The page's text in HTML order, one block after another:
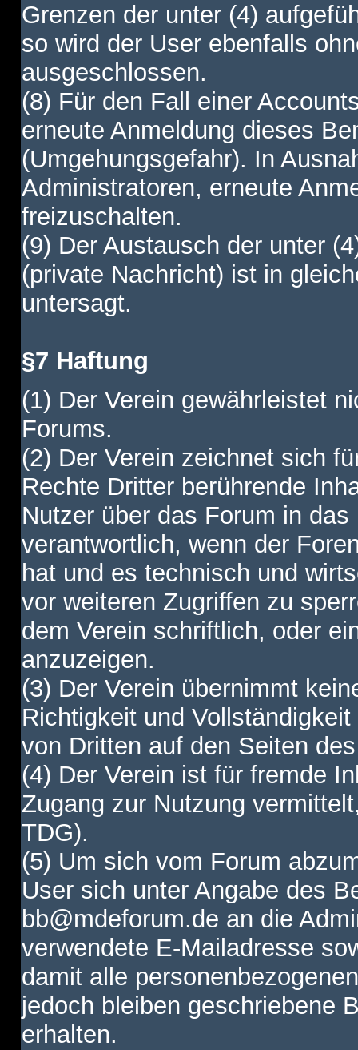
Grenzen der unter (4)
so wird der User ebenfalls
ausgeschlossen.
(8) Für den Fall einer
erneute Anmeldung dieses
(Umgehungsgefahr). In
Administratoren, erneute
freizuschalten.
(9) Der Austausch der unter
(private Nachricht) ist in
untersagt.
§7 Haftung
(1) Der Verein gewährleistet
Forums.
(2) Der Verein zeichnet sich
Rechte Dritter berührende
Nutzer über das Forum in
verantwortlich, wenn der
hat und es technisch und
vor weiteren Zugriffen zu
dem Verein schriftlich, oder
anzuzeigen.
(3) Der Verein übernimmt
Richtigkeit und
von Dritten auf den Seiten
(4) Der Verein ist für fremde
Zugang zur Nutzung
TDG).
(5) Um sich vom Forum
User sich unter Angabe des
bb@mdeforum.de an die
verwendete E-Mailadresse
damit alle
jedoch bleiben geschriebene
erhalten.